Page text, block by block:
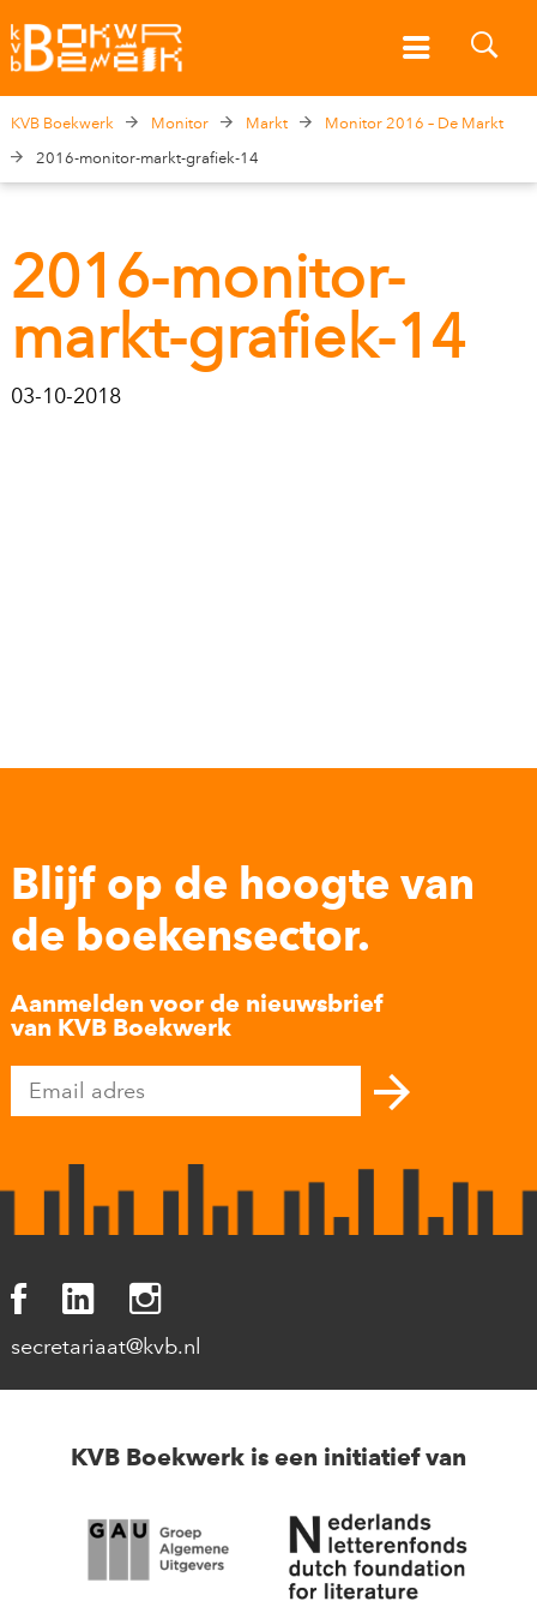
KVB Boekwerk Monitor Markt
Monitor 2016 – De Markt
2016-monitor-markt-grafiek-14
2016-monitor-
markt-grafiek-14
03-10-2018
Blijf op de hoogte van
de boekensector.
Aanmelden voor de nieuwsbrief
van KVB Boekwerk
secretariaat@kvb.nl
KVB Boekwerk is een initiatief van